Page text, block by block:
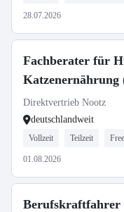
28.07.2026
Fachberater für
Katzenernährung
Direktvertrieb Nootz
deutschlandweit
Vollzeit Teilzeit
01.08.2026
Berufskraftfahrer